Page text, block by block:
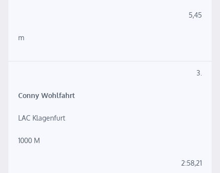
5,45
m
3.
Conny Wohlfahrt
LAC Klagenfurt
1000 M
2:58,21